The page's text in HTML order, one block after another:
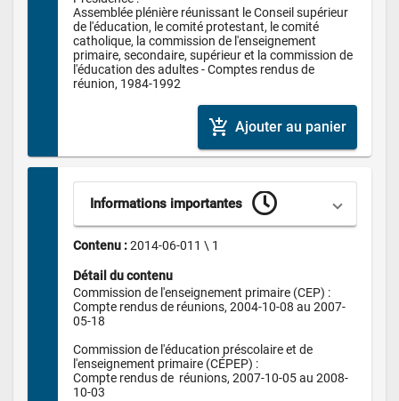
Assemblée plénière réunissant le Conseil supérieur
de l'éducation, le comité protestant, le comité
catholique, la commission de l'enseignement
primaire, secondaire, supérieur et la commission de
l'éducation des adultes - Comptes rendus de
réunion, 1984-1992
add_shopping_cart Ajouter au panier
Informations importantes
Contenu : 2014-06-011 \ 1
Détail du contenu
Commission de l'enseignement primaire (CEP) :
Compte rendus de réunions, 2004-10-08 au 2007-
05-18
Commission de l'éducation préscolaire et de
l'enseignement primaire (CÉPEP) :
Compte rendus de  réunions, 2007-10-05 au 2008-
10-03